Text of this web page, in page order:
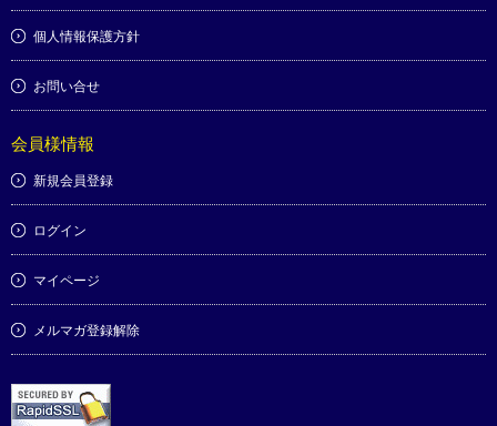
個人情報保護方針
お問い合せ
会員様情報
新規会員登録
ログイン
マイページ
メルマガ登録解除